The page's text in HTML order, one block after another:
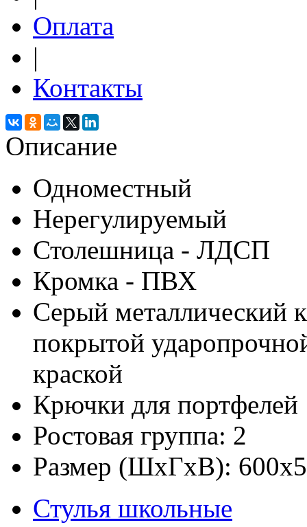
Оплата
|
Контакты
Описание
Одноместный
Нерегулируемый
Столешница - ЛДСП
Кромка - ПВХ
Серый металлический
покрытой
краской
Крючки для портфелей
Ростовая группа: 2
Размер (ШхГхВ):
Стулья школьные